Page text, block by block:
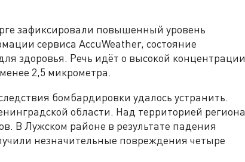
зафиксировали повышенный уровень
сервиса AccuWeather, состояние
здоровья. Речь идёт о высокой концентрации
2,5 микрометра.
бомбардировки удалось устранить.
области. Над территорией региона
В Лужском районе в результате падения
незначительные повреждения четыре